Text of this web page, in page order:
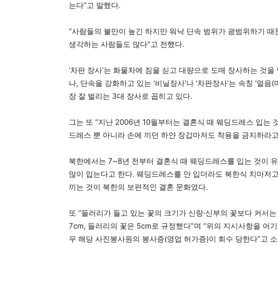
는다”고 말했다.
“사람들의 불만이 높긴 하지만 워낙 단속 범위가 광범위하기 때
생각하는 사람들도 많다”고 전했다.
‘차판 장사’는 화물차에 짐을 싣고 대량으로 도매 장사하는 것
나, 단속을 강화하고 있는 ‘비닐장사’나 ‘차판장사’는 속칭 ‘얼
장 잘 벌리는 3대 장사로 꼽히고 있다.
그는 또 “지난 2006년 10월부터는 결혼식 때 웨딩드레스 입는
드레스 뿐 아니라 손에 끼던 하얀 장갑마저도 착용을 금지하라
북한에서는 7~8년 전부터 결혼식 때 웨딩드레스를 입는 것이
많이 입는다고 한다. 웨딩드레스를 안 입더라도 북한식 치마저
끼는 것이 북한의 보편적인 결혼 문화였다.
또 “들러리가 들고 있는 꽃의 크기가 신랑·신부의 꽃보다 커서
7cm, 들러리의 꽃은 5cm로 규정했다”며 “위의 지시사항을 어
우 해당 사진봉사원의 봉사증(영업 허가증)이 회수 당한다”고